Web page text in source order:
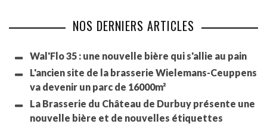
NOS DERNIERS ARTICLES
Wal'Flo 35 : une nouvelle bière qui s'allie au pain
L'ancien site de la brasserie Wielemans-Ceuppens
va devenir un parc de 16000m²
La Brasserie du Château de Durbuy présente une
nouvelle bière et de nouvelles étiquettes